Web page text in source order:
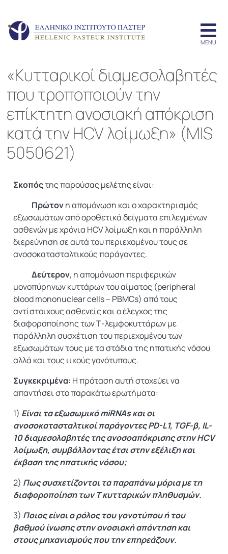
«Kυτταρικoί διαμεσολαβητές
που τροποποιούν την
επίκτητη ανοσιακή απόκριση
κατά την HCV λοίμωξη» (MIS
5050621)
Σκοπόςτης παρούσας μελέτης είναι:
Πρώτονη απομόνωση και ο χαρακτηρισμός
εξωσωμάτων από οροθετικά δείγματα επιλεγμένων
ασθενών με χρόνια HCV λοίμωξη και η παράλληλη
διερεύνηση σε αυτά του περιεχομένου τους σε
ανοσοκατασταλτικούς παράγοντες.
Δεύτερον, η απομόνωση περιφερικών
μονοπύρηνων κυττάρων του αίματος (peripheral
blood mononuclear cells – PBMCs) από τους
αντίστοιχους ασθενείς και o έλεγχος της
διαφοροποίησης των Τ-λεμφοκυττάρων με
παράλληλη συσχέτιση του περιεχομένου των
εξωσωμάτων τους με τα στάδια της ηπατικής νόσου
αλλά και τους ιικούς γονότυπους.
Συγκεκριμένα: Η πρόταση αυτή στοχεύει να
απαντήσει στο παρακάτω ερωτήματα:
1) Είναι τα εξωσωμικάmiRNAsκαι οι
ανοσοκατασταλτικοί παράγοντεςPD-L1, TGF-β, IL-
10 διαμεσολαβητές της ανοσοαπόκρισης στην ΗCV
λοίμωξη, συμβάλλοντας έτσι στην εξέλιξη και
έκβαση της ηπατικής νόσου;
2) Πως συσχετίζονται τα παραπάνω μόρια με τη
διαφοροποίηση των Τ κυτταρικών πληθυσμών.
3) Ποιος είναι ο ρόλος του γονοτύπου ή του
βαθμού ίνωσης στην ανοσιακή απάντηση και
στους μηχανισμούς που την επηρεάζουν.